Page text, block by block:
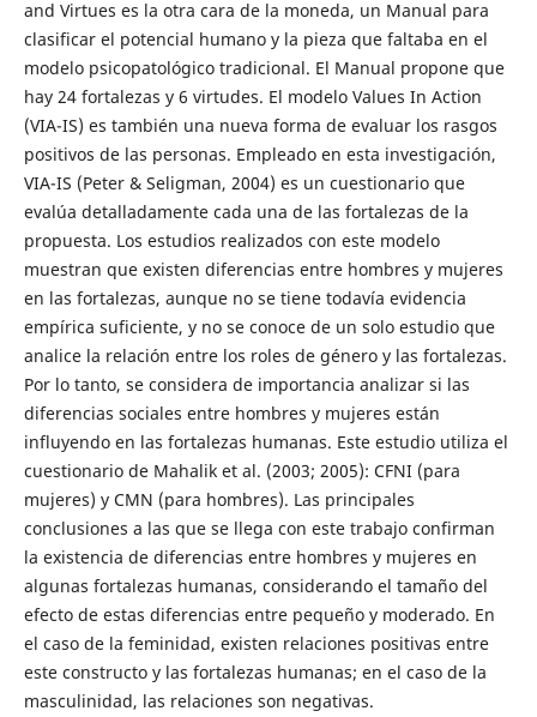
and Virtues es la otra cara de la moneda, un Manual para
clasificar el potencial humano y la pieza que faltaba en el
modelo psicopatológico tradicional. El Manual propone que
hay 24 fortalezas y 6 virtudes. El modelo Values In Action
(VIA-IS) es también una nueva forma de evaluar los rasgos
positivos de las personas. Empleado en esta investigación,
VIA-IS (Peter & Seligman, 2004) es un cuestionario que
evalúa detalladamente cada una de las fortalezas de la
propuesta. Los estudios realizados con este modelo
muestran que existen diferencias entre hombres y mujeres
en las fortalezas, aunque no se tiene todavía evidencia
empírica suficiente, y no se conoce de un solo estudio que
analice la relación entre los roles de género y las fortalezas.
Por lo tanto, se considera de importancia analizar si las
diferencias sociales entre hombres y mujeres están
influyendo en las fortalezas humanas. Este estudio utiliza el
cuestionario de Mahalik et al. (2003; 2005): CFNI (para
mujeres) y CMN (para hombres). Las principales
conclusiones a las que se llega con este trabajo confirman
la existencia de diferencias entre hombres y mujeres en
algunas fortalezas humanas, considerando el tamaño del
efecto de estas diferencias entre pequeño y moderado. En
el caso de la feminidad, existen relaciones positivas entre
este constructo y las fortalezas humanas; en el caso de la
masculinidad, las relaciones son negativas.